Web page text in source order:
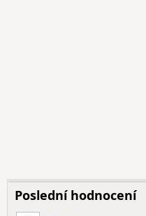
Poslední hodnocení